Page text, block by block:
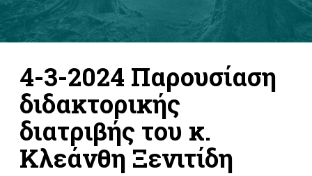
4-3-2024 Παρουσίαση
διδακτορικής
διατριβής του κ.
Κλεάνθη Ξενιτίδη